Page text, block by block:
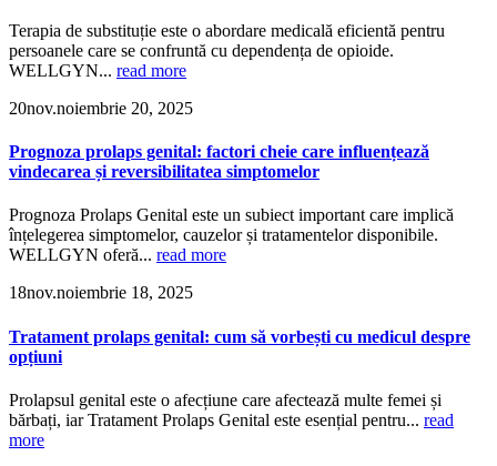
Terapia de substituție este o abordare medicală eficientă pentru
persoanele care se confruntă cu dependența de opioide.
WELLGYN... read more
20nov.noiembrie 20, 2025
Prognoza prolaps genital: factori cheie care influențează
vindecarea și reversibilitatea simptomelor
Prognoza Prolaps Genital este un subiect important care implică
înțelegerea simptomelor, cauzelor și tratamentelor disponibile.
WELLGYN oferă... read more
18nov.noiembrie 18, 2025
Tratament prolaps genital: cum să vorbești cu medicul despre
opțiuni
Prolapsul genital este o afecțiune care afectează multe femei și
bărbați, iar Tratament Prolaps Genital este esențial pentru... read
more